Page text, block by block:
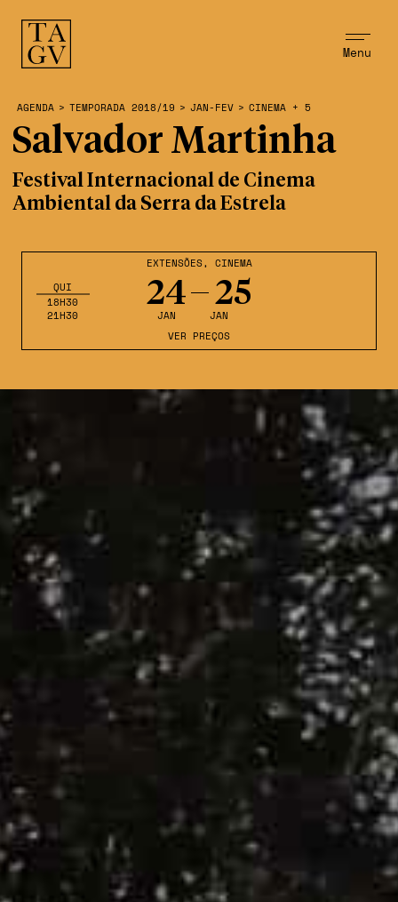
Menu
EXTENSÕES, CINEMA
24
JAN
25
JAN
QUI
18H30
21H30
VER PREÇOS
AGENDA > TEMPORADA 2018/19 > JAN-FEV > CINEMA + 5
Salvador Martinha
Festival Internacional de Cinema
Ambiental da Serra da Estrela